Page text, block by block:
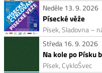
Neděle 13. 9. 2026
Písecké věže
Písek, Sladovna –
Středa 16. 9. 2026
Na kole po Písku
Písek, CykloŠvec